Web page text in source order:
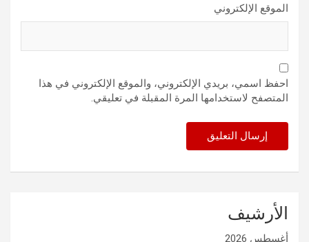
الموقع الإلكتروني
احفظ اسمي، بريدي الإلكتروني، والموقع الإلكتروني في هذا
المتصفح لاستخدامها المرة المقبلة في تعليقي.
الأرشيف
أغسطس 2026